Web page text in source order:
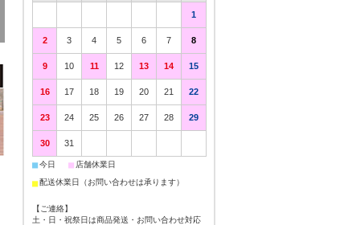
1
2 3 4 5 6 7 8
9 10 11 12 13 14 15
16 17 18 19 20 21 22
23 24 25 26 27 28 29
30 31
■今日 ■ 店舗休業日
■配送休業日（お問い合わせは承ります）
【ご連絡】
土・日・祝祭日は商品発送・お問い合わせ対応